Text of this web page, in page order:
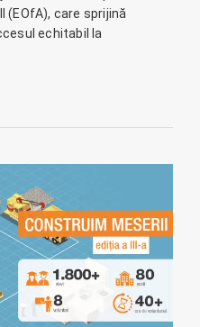
(EOfA), care sprijină
echitabil la